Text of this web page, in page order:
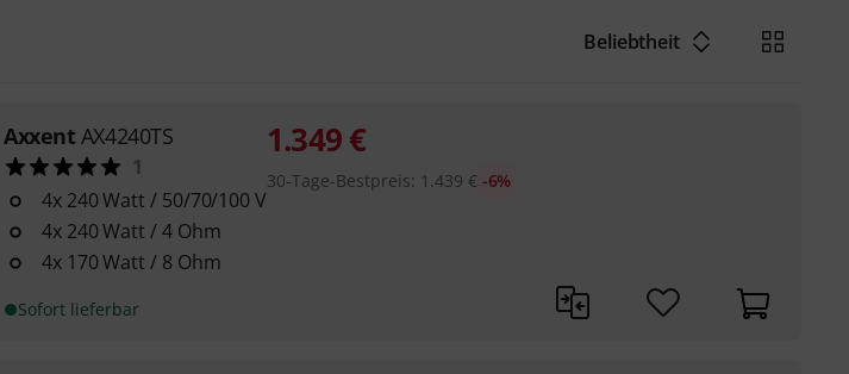
Beliebtheit
Axxent AX4240TS
1
4x 240 Watt / 50/70/100 V
4x 240 Watt / 4 Ohm
4x 170 Watt / 8 Ohm
Sofort lieferbar
1.349€
30-Tage-Bestpreis: 1.439 € -6%